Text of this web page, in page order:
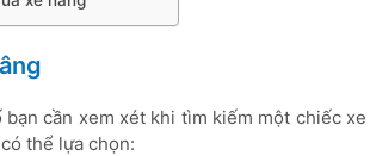
cần xem xét khi tìm kiếm một chiếc
thể lựa chọn: